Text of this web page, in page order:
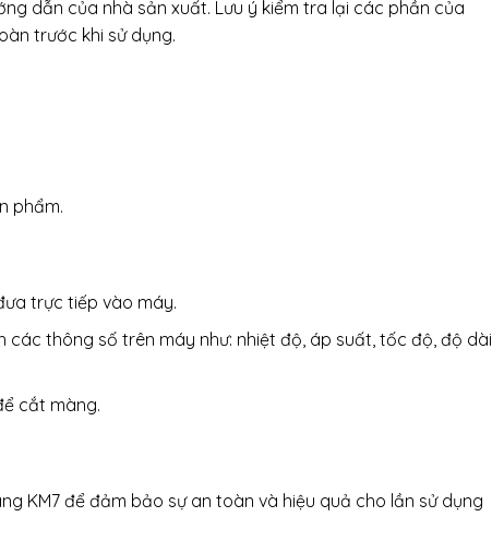
dẫn của nhà sản xuất. Lưu ý kiểm tra lại các phần của
trước khi sử dụng.
phẩm.
trực tiếp vào máy.
thông số trên máy như: nhiệt độ, áp suất, tốc độ, độ dài
cắt màng.
KM7 để đảm bảo sự an toàn và hiệu quả cho lần sử dụng